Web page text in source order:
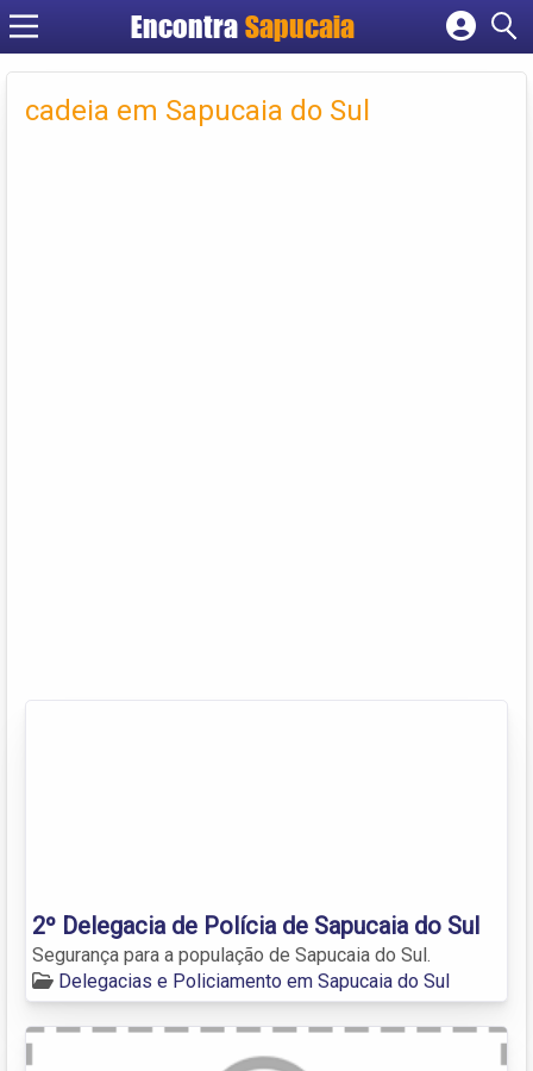
Encontra
Cadastrar empresa
Criar conta
cadeia em Sapucaia do Sul
2º Delegacia de Polícia de Sapucaia do Sul
Segurança para a população de Sapucaia do Sul.
Delegacias e Policiamento em Sapucaia do Sul